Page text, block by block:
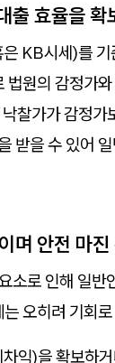
효율을 확
KB시세)를
법원의 감정가
찰가가 감정가
받을 수 있어
며 안전 마진
소로 인해 일반
오히려 기회
익)을 확보하